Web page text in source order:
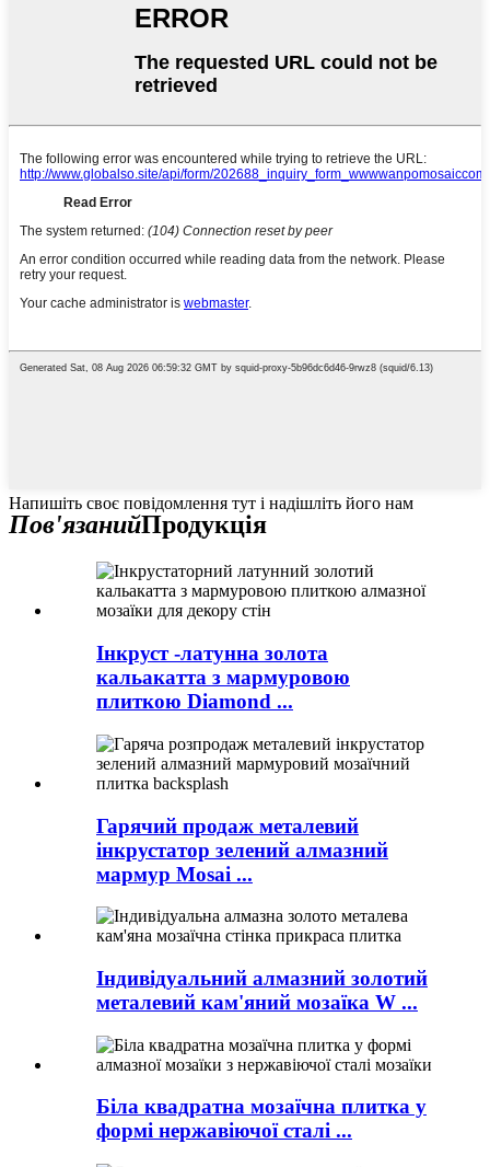
Напишіть своє повідомлення тут і надішліть його нам
Пов'язанийПродукція
Інкруст -латунна золота
кальакатта з мармуровою
плиткою Diamond ...
Гарячий продаж металевий
інкрустатор зелений алмазний
мармур Mosai ...
Індивідуальний алмазний золотий
металевий кам'яний мозаїка W ...
Біла квадратна мозаїчна плитка у
формі нержавіючої сталі ...